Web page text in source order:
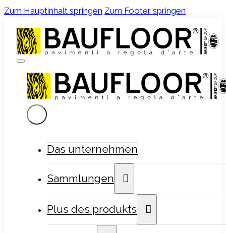
Zum Hauptinhalt springen Zum Footer springen
Das unternehmen
Sammlungen
Plus des produkts